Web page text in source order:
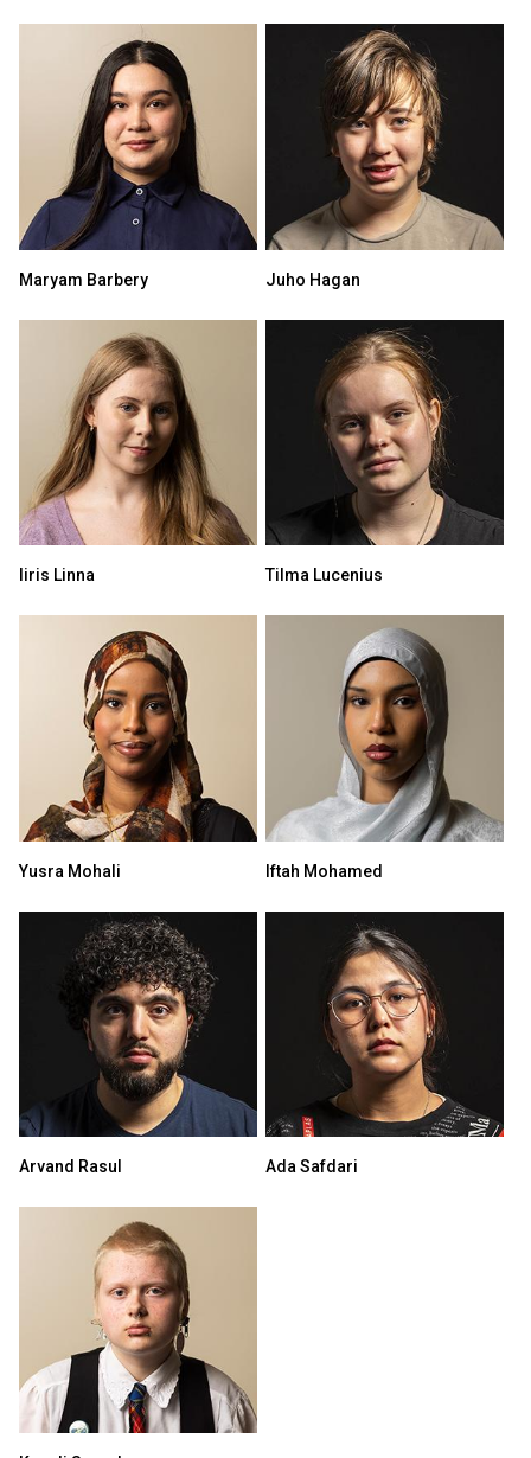
Maryam Barbery Juho Hagan
Iiris Linna Tilma Lucenius
Yusra Mohali Iftah Mohamed
Arvand Rasul Ada Safdari